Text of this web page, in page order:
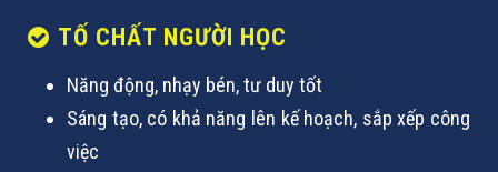
TỐ CHẤT NGƯỜI HỌC
Năng động, nhạy bén, tư duy tốt
Sáng tạo, có khả năng lên kế hoạch, sắp xếp công
việc